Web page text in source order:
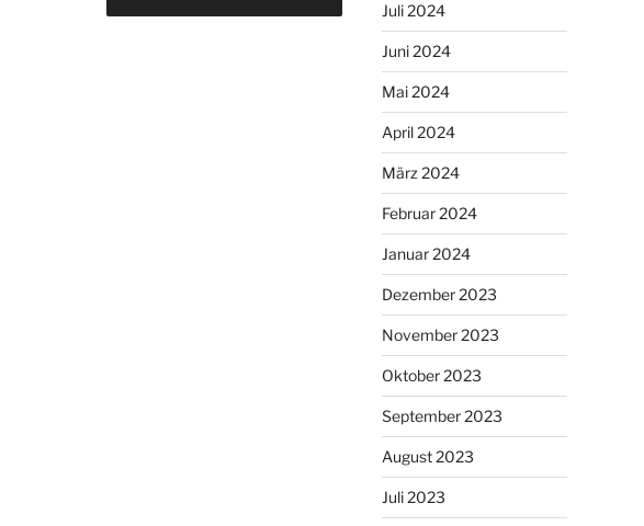
Juli 2024
Juni 2024
Mai 2024
April 2024
März 2024
Februar 2024
Januar 2024
Dezember 2023
November 2023
Oktober 2023
September 2023
August 2023
Juli 2023